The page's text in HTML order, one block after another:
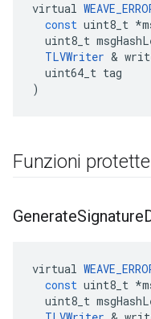
virtual
const uint8_t *
uint8_t
TLVWriter &
uint64_t tag
)
Funzioni protette
GenerateSignature
virtual
const uint8_t *
uint8_t